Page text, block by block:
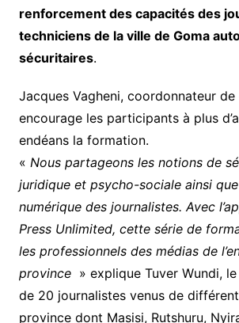
renforcement des capacités des
techniciens de la ville de Goma
sécuritaires.
Jacques Vagheni, coordonnateur
encourage les participants à plus
endéans la formation.
« Nous partageons les notions de
juridique et psycho-sociale ainsi
numérique des journalistes. Avec
Press Unlimited, cette série de
les professionnels des médias de
province » explique Tuver Wundi,
de 20 journalistes venus de
province dont Masisi, Rutshuru,